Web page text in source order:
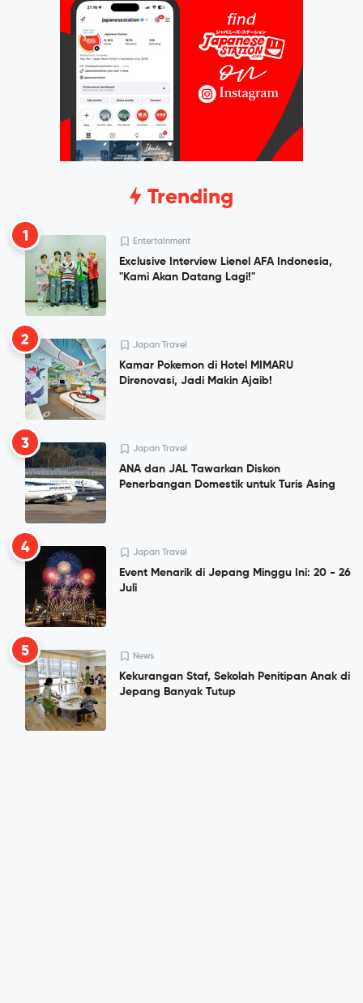
Trending
1 Entertainment
Exclusive Interview Lienel AFA Indonesia,
"Kami Akan Datang Lagi!"
2 Japan Travel
Kamar Pokemon di Hotel MIMARU
Direnovasi, Jadi Makin Ajaib!
3 Japan Travel
ANA dan JAL Tawarkan Diskon
Penerbangan Domestik untuk Turis Asing
4 Japan Travel
Event Menarik di Jepang Minggu Ini: 20 - 26
Juli
5 News
Kekurangan Staf, Sekolah Penitipan Anak di
Jepang Banyak Tutup